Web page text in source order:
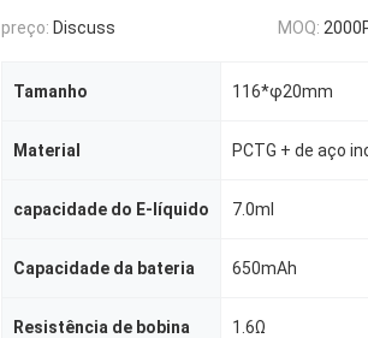
preço: Discuss MOQ:
Tamanho 116*φ20mm
Material PCTG + de aço
capacidade do E-líquido 7.0ml
Capacidade da bateria 650mAh
Resistência de bobina 1.6Ω